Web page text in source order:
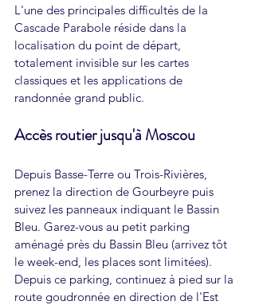
L'une des principales difficultés de la
Cascade Parabole réside dans la
localisation du point de départ,
totalement invisible sur les cartes
classiques et les applications de
randonnée grand public.
Accès routier jusqu'à Moscou
Depuis Basse-Terre ou Trois-Rivières,
prenez la direction de Gourbeyre puis
suivez les panneaux indiquant le Bassin
Bleu. Garez-vous au petit parking
aménagé près du Bassin Bleu (arrivez tôt
le week-end, les places sont limitées).
Depuis ce parking, continuez à pied sur la
route goudronnée en direction de l'Est